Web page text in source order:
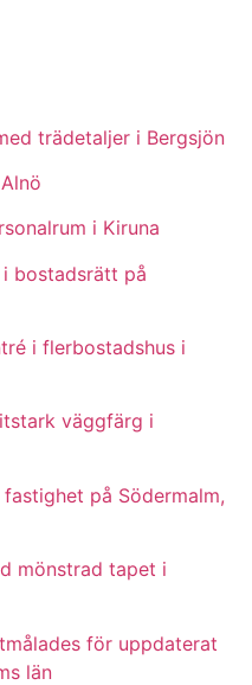
trädetaljer i Bergsjön
i Kiruna
bostadsrätt på
i flerbostadshus i
väggfärg i
på Södermalm,
mönstrad tapet i
för uppdaterat
län